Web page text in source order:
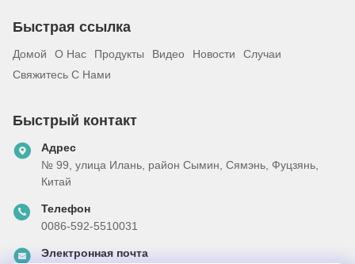
Быстрая ссылка
Домой О Нас Продукты Видео Новости
Случаи
Свяжитесь С Нами
Быстрый контакт
Адрес
№ 99, улица Илань, район Сымин, Сямэнь, Фуцзянь,
Китай
Телефон
0086-592-5510031
Электронная почта